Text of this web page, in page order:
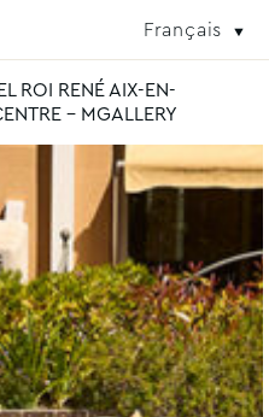
Français
ROI RENÉ AIX-EN-
- MGALLERY